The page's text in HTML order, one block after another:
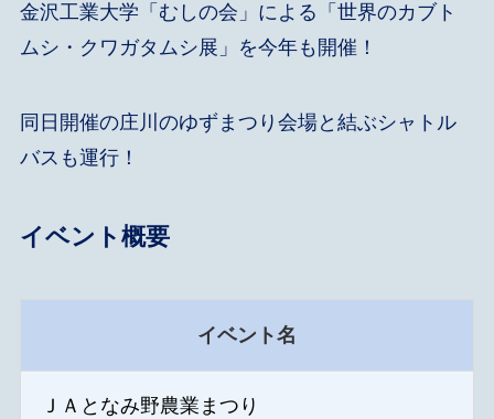
金沢工業大学「むしの会」による「世界のカブト
ムシ・クワガタムシ展」を今年も開催！
同日開催の庄川のゆずまつり会場と結ぶシャトル
バスも運行！
イベント概要
イベント名
ＪＡとなみ野農業まつり